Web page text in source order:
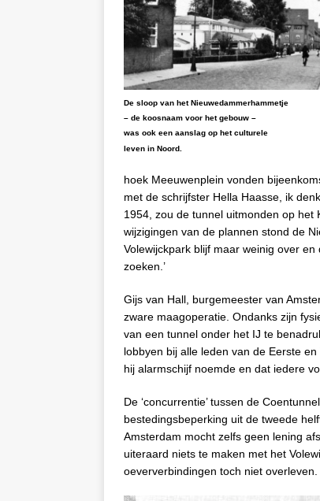
De sloop van het Nieuwedammerhammetje
– de koosnaam voor het gebouw –
was ook een aanslag op het culturele
leven in Noord.
hoek Meeuwenplein vonden
met de schrijfster Hella Haasse, ik
1954, zou de tunnel uitmonden op het
wijzigingen van de plannen stond de
Volewijckpark blijf maar weinig over
zoeken.’
Gijs van Hall, burgemeester van
zware maagoperatie. Ondanks zijn
van een tunnel onder het IJ te
lobbyen bij alle leden van de Eerste
hij alarmschijf noemde en dat iedere
De ‘concurrentie’ tussen de
bestedingsbeperking uit de tweede
Amsterdam mocht zelfs geen lening
uiteraard niets te maken met het
oeververbindingen toch niet overleven.